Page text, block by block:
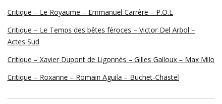
Critique – Le Royaume – Emmanuel Carrère – P.O.L
Critique – Le Temps des bêtes féroces – Victor Del Arbol –
Actes Sud
Critique – Xavier Dupont de Ligonnès – Gilles Galloux – Max Milo
Critique – Roxanne – Romain Aguila – Buchet-Chastel